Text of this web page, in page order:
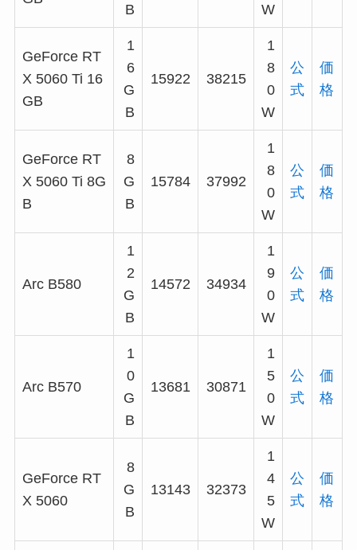
B W
GeForce RT
X 5060 Ti 16
GB
1
6
G
B
15922 38215
1
8
0
W
公
式
価
格
GeForce RT
X 5060 Ti 8G
B
8
G
B
15784 37992
1
8
0
W
公
式
価
格
Arc B580
1
2
G
B
14572 34934
1
9
0
W
公
式
価
格
Arc B570
1
0
G
B
13681 30871
1
5
0
W
公
式
価
格
GeForce RT
X 5060
8
G
B
13143 32373
1
4
5
W
公
式
価
格